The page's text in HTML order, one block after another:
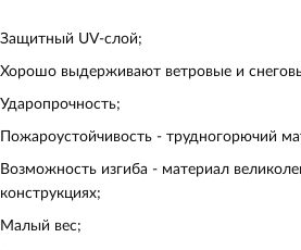
Защитный UV-слой;
Хорошо выдерживают ветровые и
Ударопрочность;
Пожароустойчивость - трудногорючий
Возможность изгиба - материал
конструкциях;
Малый вес;